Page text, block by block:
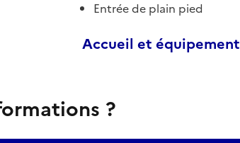
Entrée de plain pied
Accueil et équipement
?